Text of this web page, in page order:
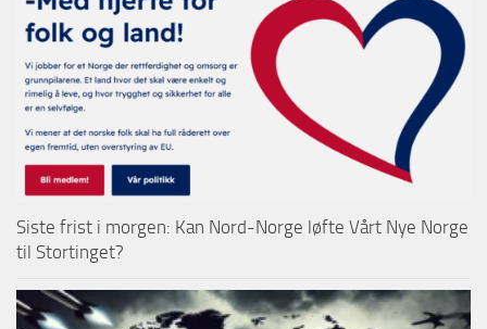
Siste frist i morgen: Kan Nord-Norge løfte Vårt Nye Norge
til Stortinget?